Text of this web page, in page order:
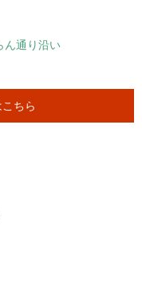
ん通り沿い
こちら